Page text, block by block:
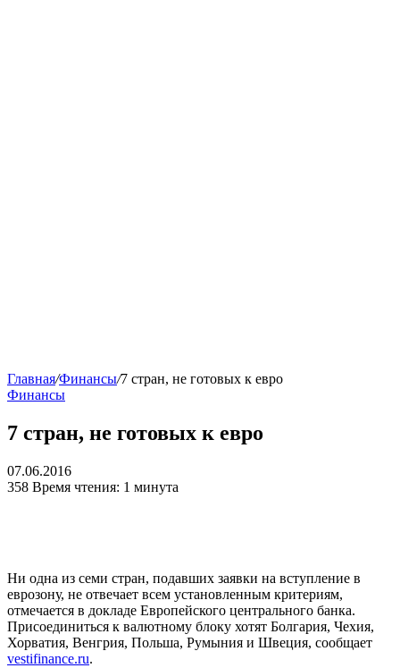
Главная/Финансы/7 стран, не готовых к евро
Финансы
7 стран, не готовых к евро
07.06.2016
358 Время чтения: 1 минута
Ни одна из семи стран, подавших заявки на вступление в
еврозону, не отвечает всем установленным критериям,
отмечается в докладе Европейского центрального банка.
Присоединиться к валютному блоку хотят Болгария, Чехия,
Хорватия, Венгрия, Польша, Румыния и Швеция, сообщает
vestifinance.ru.